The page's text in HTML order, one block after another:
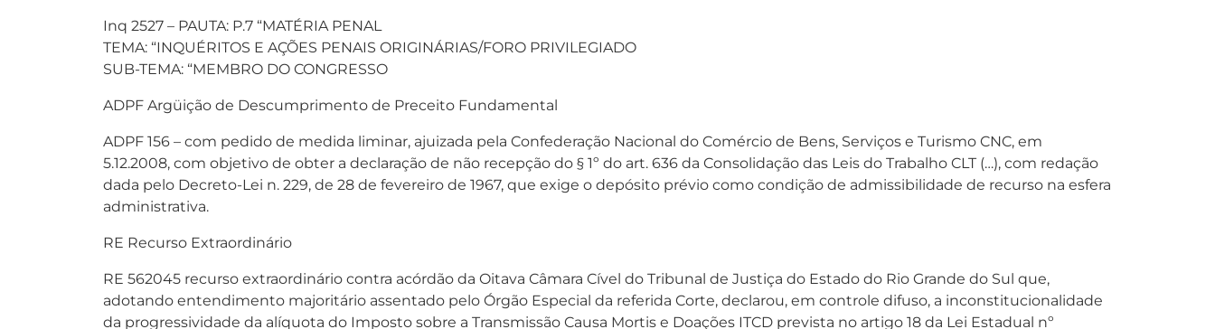
Inq 2527 – PAUTA: P.7 “MATÉRIA PENAL
TEMA: “INQUÉRITOS E AÇÕES PENAIS ORIGINÁRIAS/FORO PRIVILEGIADO
SUB-TEMA: “MEMBRO DO CONGRESSO
ADPF Argüição de Descumprimento de Preceito Fundamental
ADPF 156 – com pedido de medida liminar, ajuizada pela Confederação Nacional do Comércio de Bens, Serviços e Turismo CNC, em
5.12.2008, com objetivo de obter a declaração de não recepção do § 1º do art. 636 da Consolidação das Leis do Trabalho CLT (…), com redação
dada pelo Decreto-Lei n. 229, de 28 de fevereiro de 1967, que exige o depósito prévio como condição de admissibilidade de recurso na esfera
administrativa.
RE Recurso Extraordinário
RE 562045 recurso extraordinário contra acórdão da Oitava Câmara Cível do Tribunal de Justiça do Estado do Rio Grande do Sul que,
adotando entendimento majoritário assentado pelo Órgão Especial da referida Corte, declarou, em controle difuso, a inconstitucionalidade
da progressividade da alíquota do Imposto sobre a Transmissão Causa Mortis e Doações ITCD prevista no artigo 18 da Lei Estadual nº